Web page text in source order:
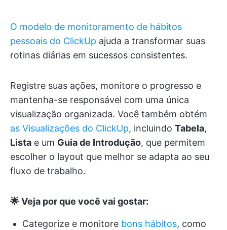
O modelo de monitoramento de hábitos
pessoais do ClickUp ajuda a transformar suas
rotinas diárias em sucessos consistentes.
Registre suas ações, monitore o progresso e
mantenha-se responsável com uma única
visualização organizada. Você também obtém
as Visualizações do ClickUp, incluindo Tabela,
Lista e um Guia de Introdução, que permitem
escolher o layout que melhor se adapta ao seu
fluxo de trabalho.
🌟 Veja por que você vai gostar:
Categorize e monitore bons hábitos, como